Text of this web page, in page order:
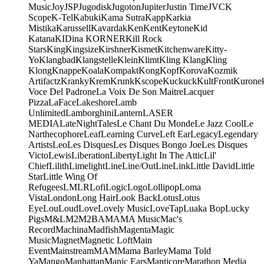
MusicJoyJSPJugodiskJugotonJupiterJustin TimeJVCK
ScopeK-TelKabukiKama SutraKappKarkia
MistikaKarussellKavardakKenKentKeytoneKid
KatanaKIDina KORNERKill Rock
StarsKingKingsizeKirshnerKismetKitchenwareKitty-
YoKlangbadKlangstelleKleinKlimtKling KlangKling
KlongKnappeKoalaKompaktKongKopfKorovaKozmik
ArtifactzKrankyKremKrunkKscopeKuckuckKultFront
Voce Del PadroneLa Voix De Son MaitreLacquer
PizzaLaFaceLakeshoreLamb
UnlimitedLamborghiniLanternLASER
MEDIALateNightTalesLe Chant Du MondeLe Jazz CoolLe
NarthecophoreLeafLearning CurveLeft EarLegacyLegendary
ArtistsLeoLes DisquesLes Disques Bongo JoeLes Disques
VictoLewisLiberationLibertyLight In The AtticLil'
ChiefLilithLimelightLineLine/OutLineLinkLittle DavidLittle
StarLittle Wing Of
RefugeesLMLRLofiLogicLogoLollipopLoma
VistaLondonLong HairLook BackLotusLotus
EyeLouLoudLoveLovely MusicLoveTapLuaka BopLucky
PigsM&LM2M2BAMAMA MusicMac's
RecordMachinaMadfishMagentaMagic
MusicMagnetMagnetic LoftMain
EventMainstreamMAMMama BarleyMama Told
YaMangoManhattanManic EarsManticoreMarathon Media